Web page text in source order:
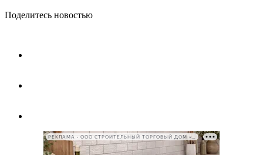
Поделитесь новостью
РЕКЛАМА • ООО СТРОИТЕЛЬНЫЙ ТОРГОВЫЙ ДОМ «ПЕТРОВИЧ», ИНН 7802348846